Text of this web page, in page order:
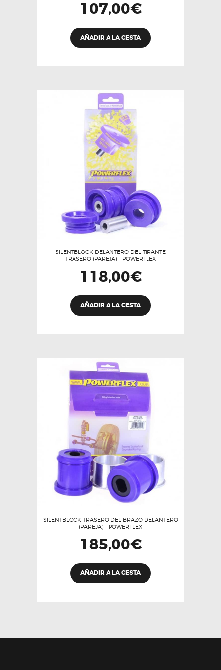
107,00€
AÑADIR A LA CESTA
SILENTBLOCK DELANTERO DEL TIRANTE
TRASERO (PAREJA) – POWERFLEX
118,00€
AÑADIR A LA CESTA
SILENTBLOCK TRASERO DEL BRAZO DELANTERO
(PAREJA) – POWERFLEX
185,00€
AÑADIR A LA CESTA